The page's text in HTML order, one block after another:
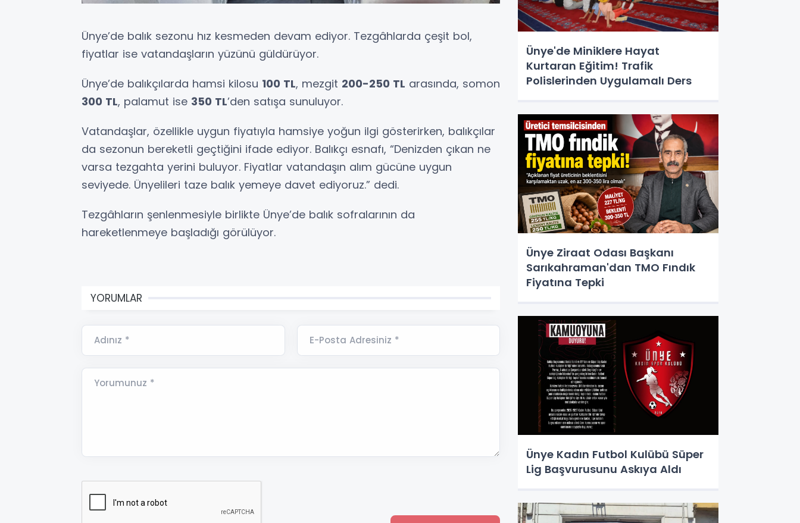
Ünye’de balık sezonu hız kesmeden devam ediyor. Tezgâhlarda çeşit bol,
fiyatlar ise vatandaşların yüzünü güldürüyor.
Ünye’de balıkçılarda hamsi kilosu 100 TL, mezgit 200-250 TL arasında, somon
300 TL, palamut ise 350 TL’den satışa sunuluyor.
Vatandaşlar, özellikle uygun fiyatıyla hamsiye yoğun ilgi gösterirken, balıkçılar
da sezonun bereketli geçtiğini ifade ediyor. Balıkçı esnafı, “Denizden çıkan ne
varsa tezgahta yerini buluyor. Fiyatlar vatandaşın alım gücüne uygun
seviyede. Ünyelileri taze balık yemeye davet ediyoruz.” dedi.
Tezgâhların şenlenmesiyle birlikte Ünye’de balık sofralarının da
hareketlenmeye başladığı görülüyor.
YORUMLAR
Adınız * E-Posta Adresiniz *
Yorumunuz *
Ünye'de Miniklere Hayat
Kurtaran Eğitim! Trafik
Polislerinden Uygulamalı Ders
Ünye Ziraat Odası Başkanı
Sarıkahraman'dan TMO Fındık
Fiyatına Tepki
Ünye Kadın Futbol Kulübü Süper
Lig Başvurusunu Askıya Aldı